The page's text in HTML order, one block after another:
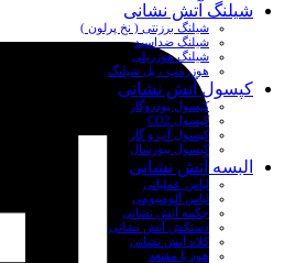
شیلنگ آتش نشانی
شیلنگ برزنتی ( نخ پرلون )
شیلنگ ضداسید
شیلنگ هوزریلی
هوزرمپ ، پل شیلنگ
کپسول آتش نشانی
کپسول پودروگاز
کپسول CO2
کپسول آب و گاز
کپسول بیورسال
البسه آتش نشانی
لباس عملیاتی
لباس آلومنیومی
چکمه آتش نشانی
دستکش آتش نشانی
کلاه آتش نشانی
هود یا مقنعه